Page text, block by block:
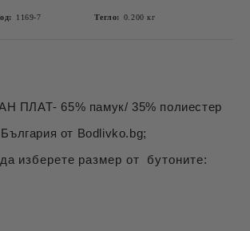
1169-7 Тегло: 0.200 кг
ПЛАТ- 65% памук/ 35% полиестер
от Bodlivko.bg;
изберете размер от бутоните: